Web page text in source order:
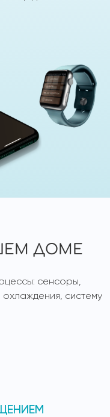
ДОМЕ
сенсоры,
систему